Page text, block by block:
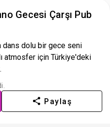
Gecesi Çarşı Pub
dans dolu bir gece seni
atmosfer için Türkiye'deki
Paylaş